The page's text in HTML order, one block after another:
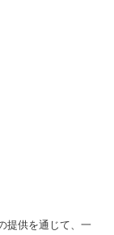
提供を通じて、一